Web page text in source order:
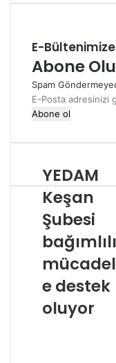
E-Bültenimize
Abone
Spam
E-
Posta
giriniz
YEDAM
Keşan
Şubesi
e destek
oluyor